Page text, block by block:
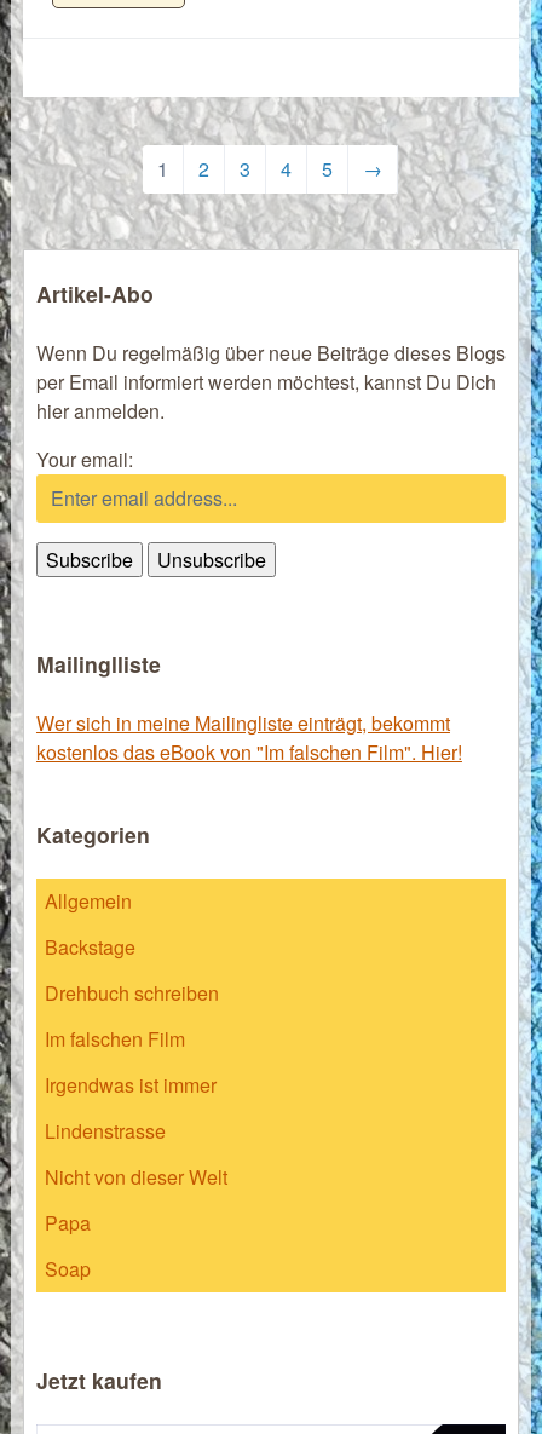
1 2 3 4 5 →
Artikel-Abo
Wenn Du regelmäßig über neue Beiträge dieses Blogs
per Email informiert werden möchtest, kannst Du Dich
hier anmelden.
Your email:
Mailinglliste
Wer sich in meine Mailingliste einträgt, bekommt
kostenlos das eBook von "Im falschen Film". Hier!
Kategorien
Allgemein
Backstage
Drehbuch schreiben
Im falschen Film
Irgendwas ist immer
Lindenstrasse
Nicht von dieser Welt
Papa
Soap
Jetzt kaufen